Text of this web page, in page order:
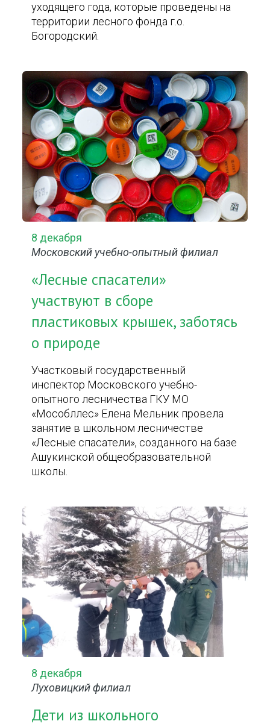
уходящего года, которые проведены на
территории лесного фонда г.о.
Богородский.
8 декабря
Московский учебно-опытный филиал
«Лесные спасатели»
участвуют в сборе
пластиковых крышек, заботясь
о природе
Участковый государственный
инспектор Московского учебно-
опытного лесничества ГКУ МО
«Мособллес» Елена Мельник провела
занятие в школьном лесничестве
«Лесные спасатели», созданного на базе
Ашукинской общеобразовательной
школы.
8 декабря
Луховицкий филиал
Дети из школьного